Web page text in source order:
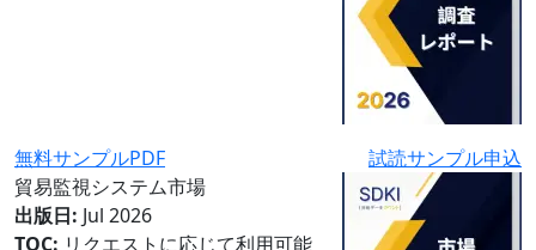
無料サンプルPDF
試読サンプル申込
貿易監視システム市場
出版日: Jul 2026
TOC: リクエストに応じて利用可能